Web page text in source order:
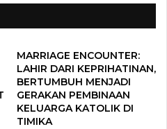
MARRIAGE ENCOUNTER:
LAHIR DARI KEPRIHATINAN,
BERTUMBUH MENJADI
GERAKAN PEMBINAAN
KELUARGA KATOLIK DI
TIMIKA